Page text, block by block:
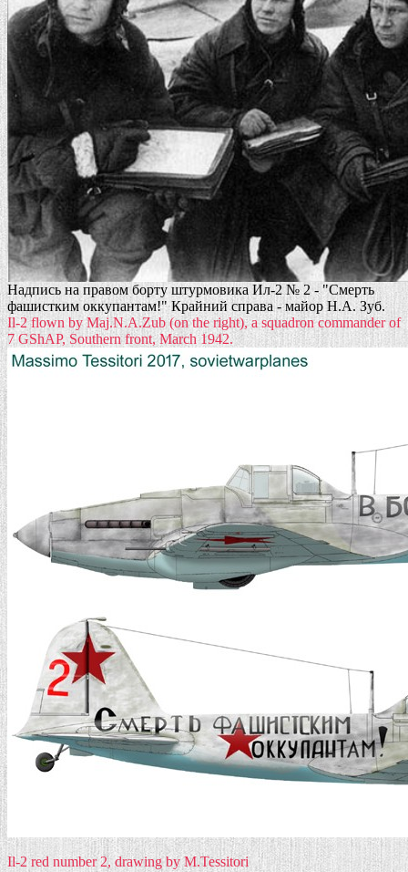
Надпись на правом борту штурмовика Ил-2 № 2 - "Смерть
фашистким оккупантам!" Крайний справа - майор Н.А. Зуб.
Il-2 flown by Maj.N.A.Zub (on the right), a squadron commander of
7 GShAP, Southern front, March 1942.
Il-2 red number 2, drawing by M.Tessitori